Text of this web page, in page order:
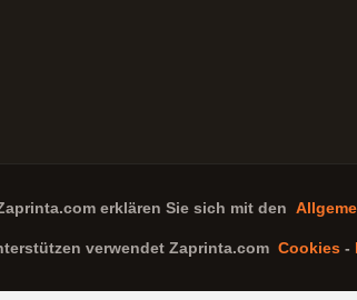
erklären Sie sich mit den
verwendet Zaprinta.com Cookies-